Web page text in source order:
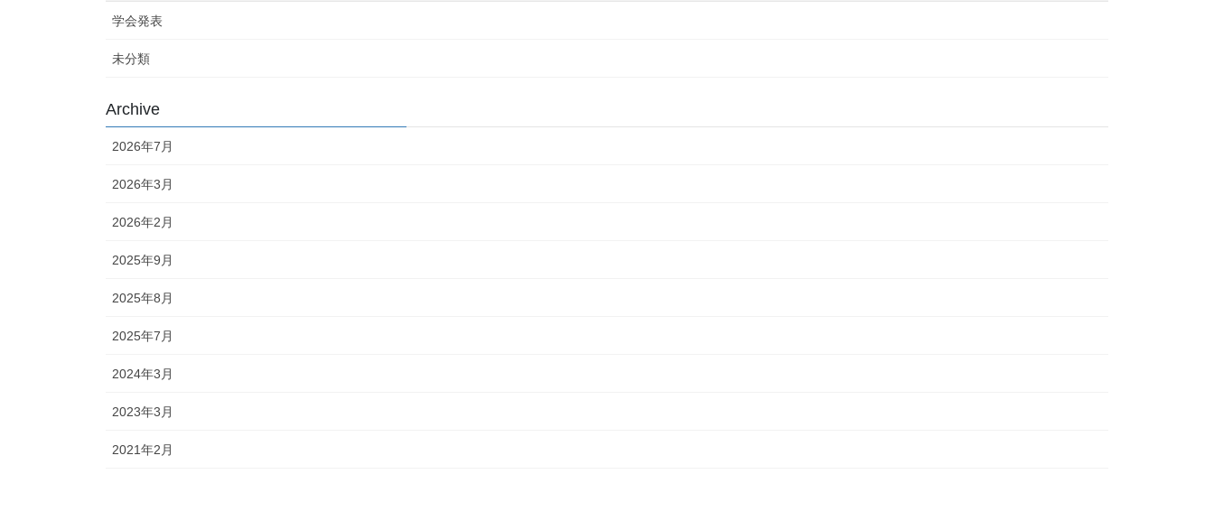
学会発表
未分類
Archive
2026年7月
2026年3月
2026年2月
2025年9月
2025年8月
2025年7月
2024年3月
2023年3月
2021年2月